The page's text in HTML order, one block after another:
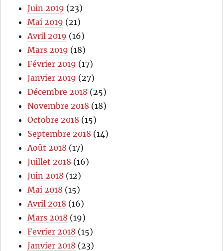
Juin 2019 (23)
Mai 2019 (21)
Avril 2019 (16)
Mars 2019 (18)
Février 2019 (17)
Janvier 2019 (27)
Décembre 2018 (25)
Novembre 2018 (18)
Octobre 2018 (15)
Septembre 2018 (14)
Août 2018 (17)
Juillet 2018 (16)
Juin 2018 (12)
Mai 2018 (15)
Avril 2018 (16)
Mars 2018 (19)
Fevrier 2018 (15)
Janvier 2018 (23)